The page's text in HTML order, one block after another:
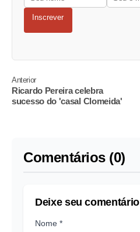
Inscrever
Anterior
Ricardo Pereira celebra
sucesso do 'casal Clomeida'
Comentários (0)
Deixe seu comentário
Nome *